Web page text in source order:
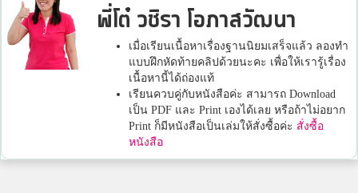
พี่โต๋ วชิรา โอภาสวัฒนา
เมื่อเรียนเนื้อหาเรื่องฐานนิยมเสร็จแล้ว ลองทำ
แบบฝึกหัดท้ายคลิปด้วยนะคะ เพื่อให้เรารู้เรื่อง
เนื้อหานี้ได้ถ่องแท้
เรียนควบคู่กับหนังสือค่ะ สามารถ Download
เป็น PDF และ Print เองได้เลย หรือถ้าไม่อยาก
Print ก็มีหนังสือเป็นเล่มให้สั่งซื้อค่ะ สั่งซื้อ
หนังสือ